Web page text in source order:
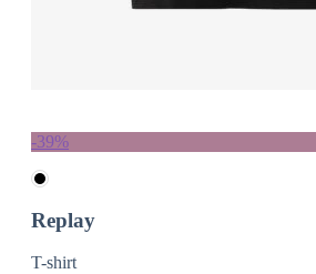
-39%
Replay
T-shirt